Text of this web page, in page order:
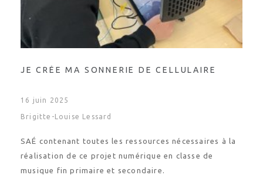
JE CRÉE MA SONNERIE DE CELLULAIRE
16 juin 2025
Brigitte-Louise Lessard
SAÉ contenant toutes les ressources nécessaires à la
réalisation de ce projet numérique en classe de
musique fin primaire et secondaire.